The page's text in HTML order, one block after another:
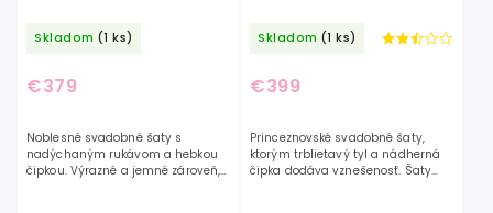
Skladom (1 ks)
€379
Noblesné svadobné šaty s
nadýchaným rukávom a hebkou
čipkou. Výrazné a jemné zároveň,
Skladom (1 ks)
€399
Princeznovské svadobné šaty,
ktorým trblietavý tyl a nádherná
čipka dodáva vznešenosť. Šaty